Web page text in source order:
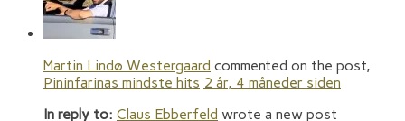
Martin Lindø Westergaard commented on the post,
Pininfarinas mindste hits 2 år, 4 måneder siden
In reply to: Claus Ebberfeld wrote a new post